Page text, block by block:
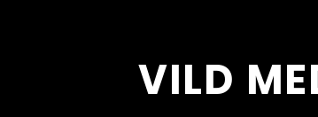
VILD